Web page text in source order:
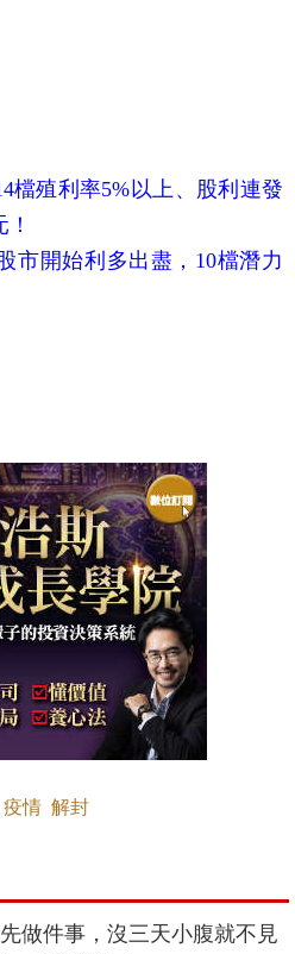
檔殖利率5%以上、股利連發
市開始利多出盡，10檔潛力
疫情 解封
做件事，沒三天小腹就不見